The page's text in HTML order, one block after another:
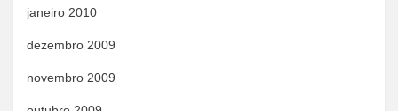
janeiro 2010
dezembro 2009
novembro 2009